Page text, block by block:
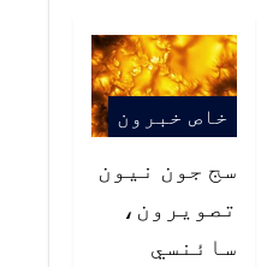
خاص خبرون
سج جون نيون
تصويرون،
سائنسي